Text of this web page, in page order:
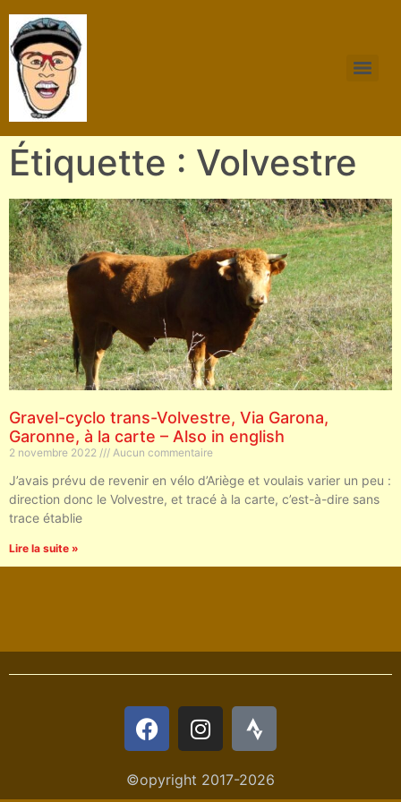
Étiquette : Volvestre
Gravel-cyclo trans-Volvestre, Via Garona,
Garonne, à la carte – Also in english
2 novembre 2022 Aucun commentaire
J’avais prévu de revenir en vélo d’Ariège et voulais varier un peu :
direction donc le Volvestre, et tracé à la carte, c’est-à-dire sans
trace établie
Lire la suite »
©opyright 2017-2026